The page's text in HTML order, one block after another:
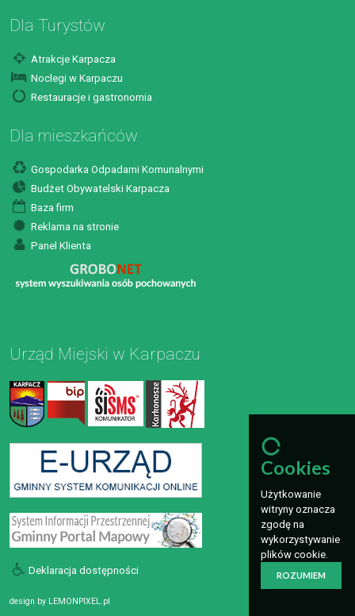
Dla Turystów
Atrakcje Karpacza
Noclegi w Karpaczu
Restauracje i gastronomia
Dla mieszkańców
Gospodarka Odpadami Komunalnymi
Budżet Obywatelski Karpacza
Baza firm
Reklama na stronie
Panel Klienta
Urząd Miejski w Karpaczu
Deklaracja dostępności
design by LEMONPIXEL.pl
Cookies
Użytkowanie
witryny oznacza
zgodę na
wykorzystywanie
plików cookie.
ROZUMIEM